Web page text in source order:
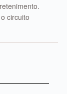
circuito